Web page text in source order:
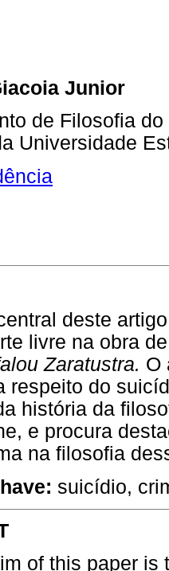
Junior
de Filosofia
Universidade
deste
livre na obra
Zaratustra. O
respeito do
história da
e procura
na filosofia
suicídio,
of this paper is